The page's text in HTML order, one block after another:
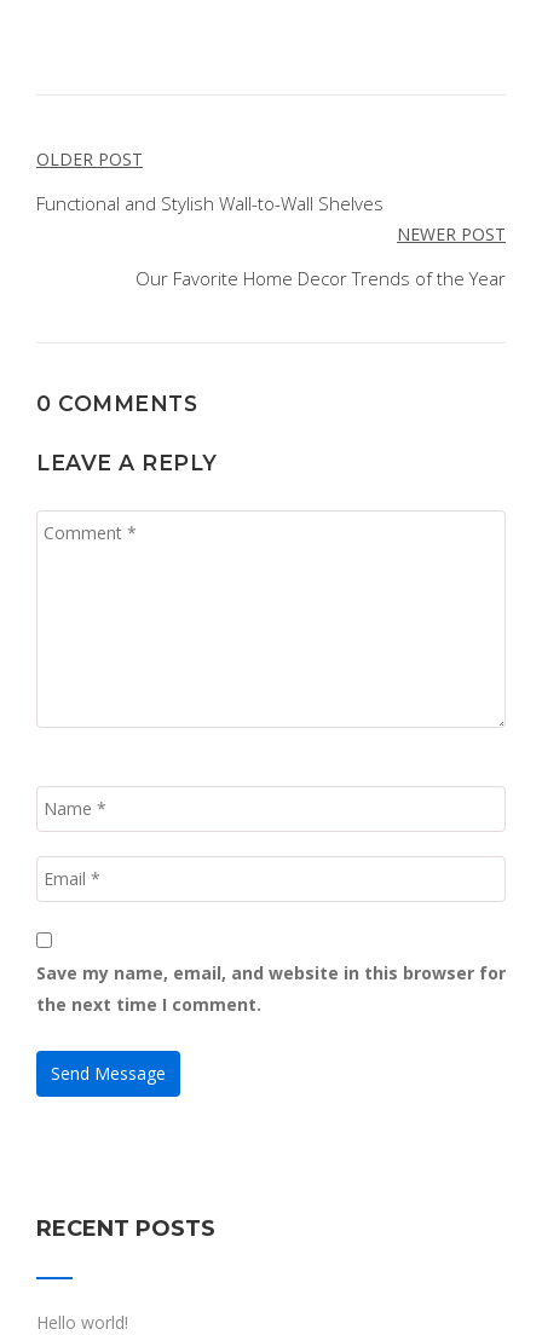
POST
NAVIGATION
OLDER POST
Functional and Stylish Wall-to-Wall Shelves
NEWER POST
Our Favorite Home Decor Trends of the Year
0 COMMENTS
LEAVE A REPLY
Save my name, email, and website in this browser for
the next time I comment.
RECENT POSTS
Hello world!